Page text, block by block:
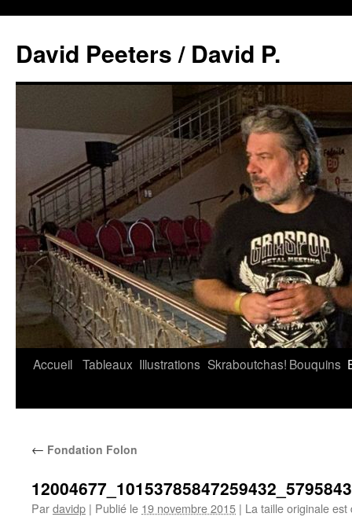
David Peeters / David P.
Accueil Tableaux Illustrations Skraboutchas! Bouquins
← Fondation Folon
Pardavidp | Publié le 19 novembre 2015 | La taille originale